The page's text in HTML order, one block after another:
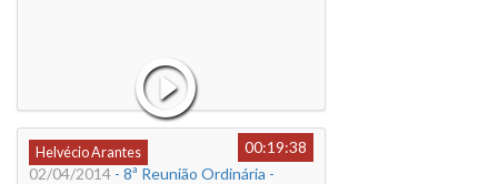
Helvécio Arantes
00:19:38
02/04/2014 - 8ª Reunião Ordinária -